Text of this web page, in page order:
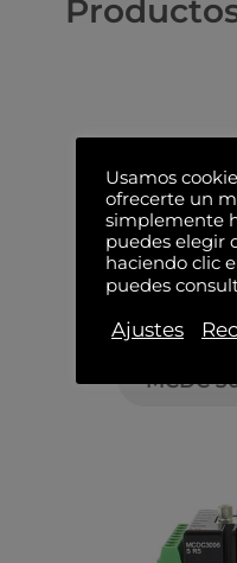
MCDC
Usamos
ofrecerte un
simplemente
puedes elegir
haciendo clic
puedes
Ajustes